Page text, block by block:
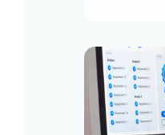
als jede
Seit der
im Jahr
Milliarden
Prozesse